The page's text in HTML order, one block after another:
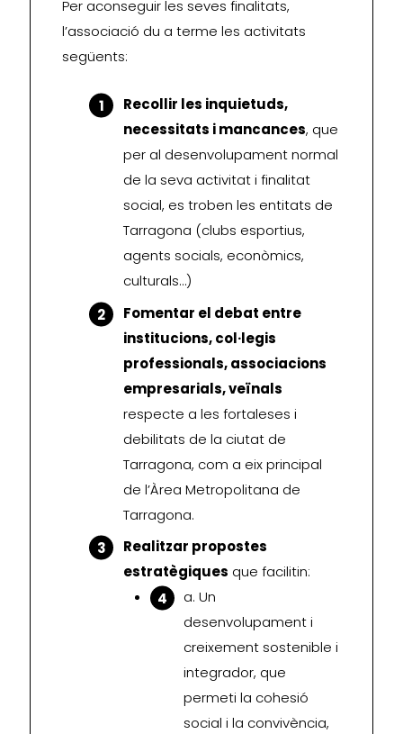
Per aconseguir les seves finalitats,
l’associació du a terme les activitats
següents:
Recollir les inquietuds,
necessitats i mancances, que
per al desenvolupament normal
de la seva activitat i finalitat
social, es troben les entitats de
Tarragona (clubs esportius,
agents socials, econòmics,
culturals…)
Fomentar el debat entre
institucions, col·legis
professionals, associacions
empresarials, veïnals
respecte a les fortaleses i
debilitats de la ciutat de
Tarragona, com a eix principal
de l’Àrea Metropolitana de
Tarragona.
Realitzar propostes
estratègiques que facilitin:
a. Un
desenvolupament i
creixement sostenible i
integrador, que
permeti la cohesió
social i la convivència,